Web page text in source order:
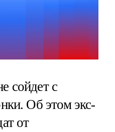
сойдет с
Об этом экс-
от